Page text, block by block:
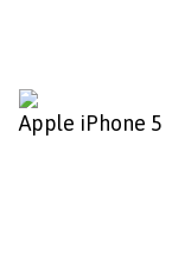
Apple iPhone 5